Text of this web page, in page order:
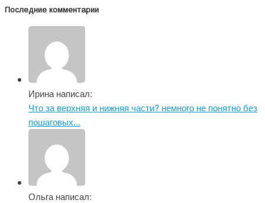
Последние комментарии
Ирина написал:
Что за верхняя и нижняя части? немного не понятно без
пошаговых...
Ольга написал: